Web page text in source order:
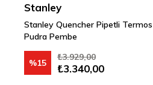
Stanley
Stanley Quencher Pipetli
Pudra Pembe
₺3.340,00
₺3.929,00
%15